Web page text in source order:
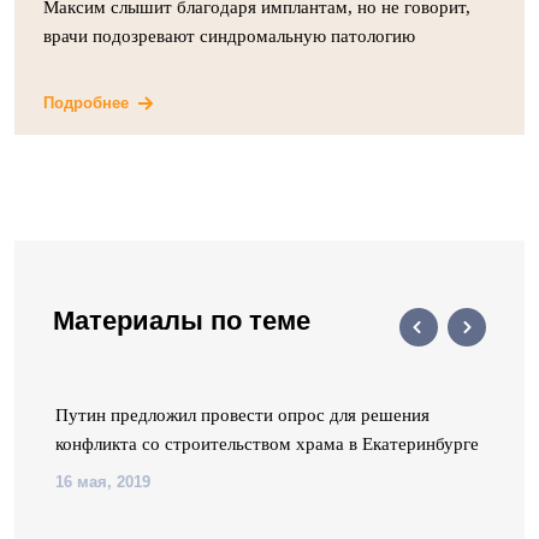
Максим слышит благодаря имплантам, но не говорит,
врачи подозревают синдромальную патологию
Подробнее
Материалы по теме
Путин предложил провести опрос для решения
конфликта со строительством храма в Екатеринбурге
16 мая, 2019